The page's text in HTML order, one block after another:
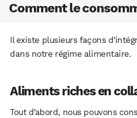
Comment le
Il existe plusieurs façons
dans notre régime alimentaire.
Aliments riches en
Tout d’abord, nous pouvons